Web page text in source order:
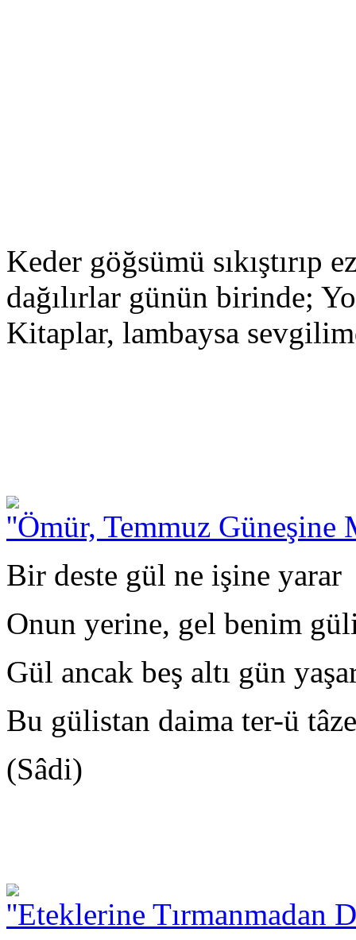
Keder göğsümü
dağılırlar günün birinde;
Kitaplar, lambaysa
''Ömür, Temmuz Güneşine
Bir deste gül ne işine yarar
Onun yerine, gel benim
Gül ancak beş altı gün
Bu gülistan daima ter-ü
(Sâdi)
''Eteklerine Tırmanmadan